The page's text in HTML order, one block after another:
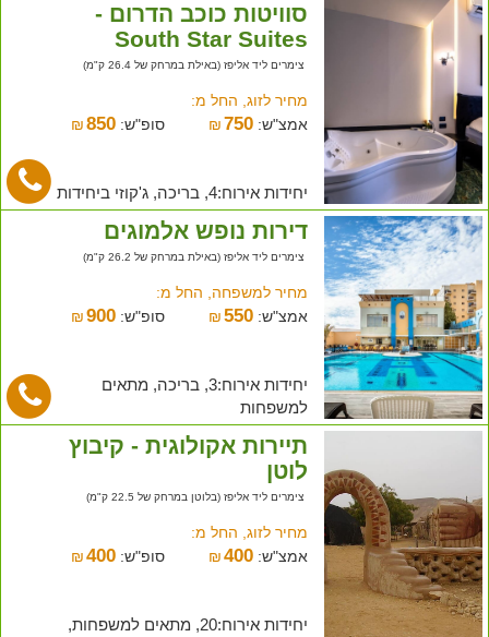
סוויטות כוכב הדרום -
South Star Suites
צימרים ליד אליפז (באילת במרחק של 26.4 ק"מ)
מחיר לזוג, החל מ:
אמצ"ש:
₪750 סופ"ש: ₪ 850
יחידות אירוח:4, בריכה, ג'קוזי ביחידות
דירות נופש אלמוגים
צימרים ליד אליפז (באילת במרחק של 26.2 ק"מ)
מחיר למשפחה, החל מ:
אמצ"ש:
₪550 סופ"ש: ₪ 900
יחידות אירוח:3, בריכה, מתאים
למשפחות
תיירות אקולוגית - קיבוץ
לוטן
צימרים ליד אליפז (בלוטן במרחק של 22.5 ק"מ)
מחיר לזוג, החל מ:
אמצ"ש:
₪400 סופ"ש: ₪ 400
יחידות אירוח:20, מתאים למשפחות,